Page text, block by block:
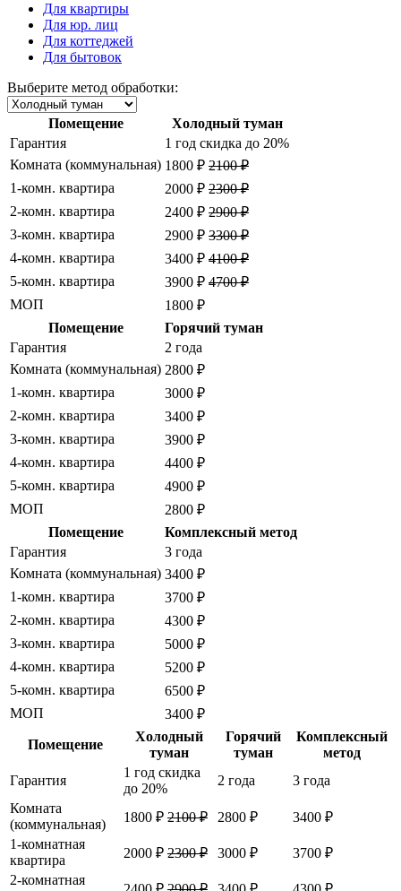
Для квартиры
Для юр. лиц
Для коттеджей
Для бытовок
Выберите метод обработки:
Помещение
Холодный туман
Гарантия
1 год скидка до 20%
Комната (коммунальная) 1800 ₽ 2100 ₽
1-комн. квартира
2000 ₽ 2300 ₽
2-комн. квартира
2400 ₽ 2900 ₽
3-комн. квартира
2900 ₽ 3300 ₽
4-комн. квартира
3400 ₽ 4100 ₽
5-комн. квартира
3900 ₽ 4700 ₽
МОП
1800 ₽
Помещение
Горячий туман
Гарантия
2 года
Комната (коммунальная) 2800 ₽
1-комн. квартира
3000 ₽
2-комн. квартира
3400 ₽
3-комн. квартира
3900 ₽
4-комн. квартира
4400 ₽
5-комн. квартира
4900 ₽
МОП
2800 ₽
Помещение
Комплексный метод
Гарантия
3 года
Комната (коммунальная) 3400 ₽
1-комн. квартира
3700 ₽
2-комн. квартира
4300 ₽
3-комн. квартира
5000 ₽
4-комн. квартира
5200 ₽
5-комн. квартира
6500 ₽
МОП
3400 ₽
Помещение
Холодный
туман
Горячий
туман
Комплексный
метод
Гарантия
1 год скидка
до 20%
2 года
3 года
Комната
(коммунальная)
1800 ₽ 2100 ₽ 2800 ₽
3400 ₽
1-комнатная
квартира
2000 ₽ 2300 ₽ 3000 ₽
3700 ₽
2-комнатная